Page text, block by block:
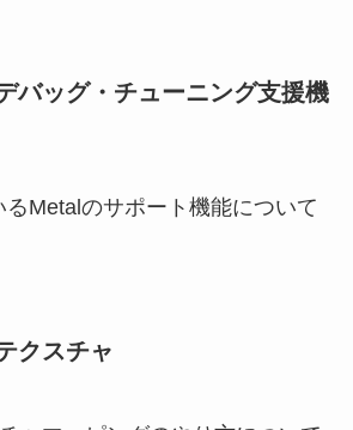
バッグ・チューニング支援機
Metalのサポート機能について
クスチャ